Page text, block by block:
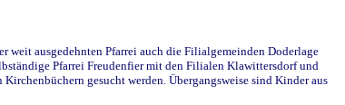
weit ausgedehnten Pfarrei auch die Filialgemeinden Doderlage
Pfarrei Freudenfier mit den Filialen Klawittersdorf und
gesucht werden. Übergangsweise sind Kinder aus